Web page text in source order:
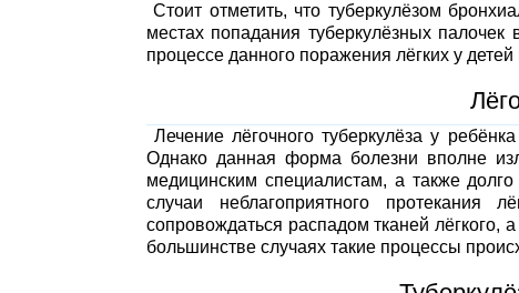
Стоит отметить, что туберкулёзом
местах попадания туберкулёзных палочек
процессе данного поражения лёгких у
Лечение лёгочного туберкулёза у
Однако данная форма болезни вполне
медицинским специалистам, а также
случаи неблагоприятного протекания
сопровождаться распадом тканей лёгкого,
большинстве случаях такие процессы